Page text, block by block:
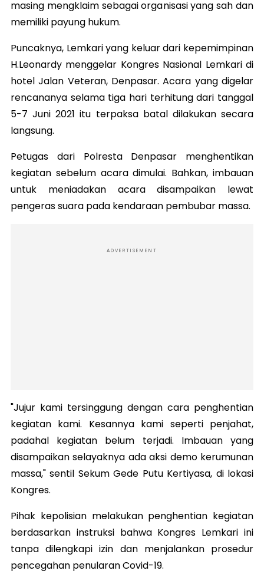
masing mengklaim sebagai organisasi yang sah dan
memiliki payung hukum.
Puncaknya, Lemkari yang keluar dari kepemimpinan
H.Leonardy menggelar Kongres Nasional Lemkari di
hotel Jalan Veteran, Denpasar. Acara yang digelar
rencananya selama tiga hari terhitung dari tanggal
5-7 Juni 2021 itu terpaksa batal dilakukan secara
langsung.
Petugas dari Polresta Denpasar menghentikan
kegiatan sebelum acara dimulai. Bahkan, imbauan
untuk meniadakan acara disampaikan lewat
pengeras suara pada kendaraan pembubar massa.
ADVERTISEMENT
"Jujur kami tersinggung dengan cara penghentian
kegiatan kami. Kesannya kami seperti penjahat,
padahal kegiatan belum terjadi. Imbauan yang
disampaikan selayaknya ada aksi demo kerumunan
massa," sentil Sekum Gede Putu Kertiyasa, di lokasi
Kongres.
Pihak kepolisian melakukan penghentian kegiatan
berdasarkan instruksi bahwa Kongres Lemkari ini
tanpa dilengkapi izin dan menjalankan prosedur
pencegahan penularan Covid-19.